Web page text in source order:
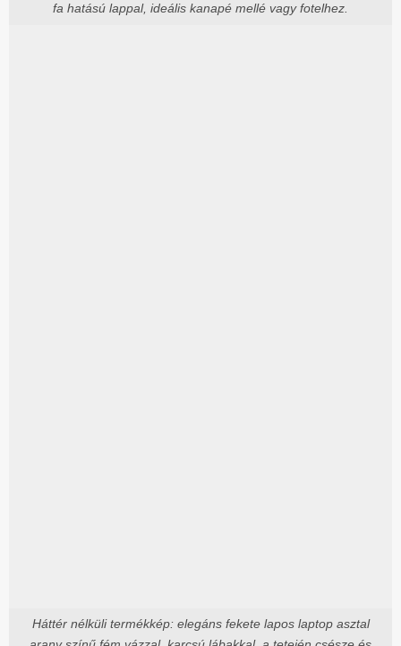
fa hatású lappal, ideális kanapé mellé vagy fotelhez.
Háttér nélküli termékkép: elegáns fekete lapos laptop asztal